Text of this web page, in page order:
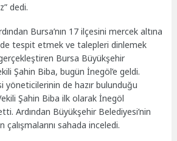
dedi.
Bursa’nın 17 ilçesini mercek altına
tespit etmek ve talepleri dinlemek
Bursa Büyükşehir
Şahin Biba, bugün İnegöl’e geldi.
yöneticilerinin de hazır bulunduğu
Şahin Biba ilk olarak İnegöl
Ardından Büyükşehir Belediyesi’nin
çalışmalarını sahada inceledi.